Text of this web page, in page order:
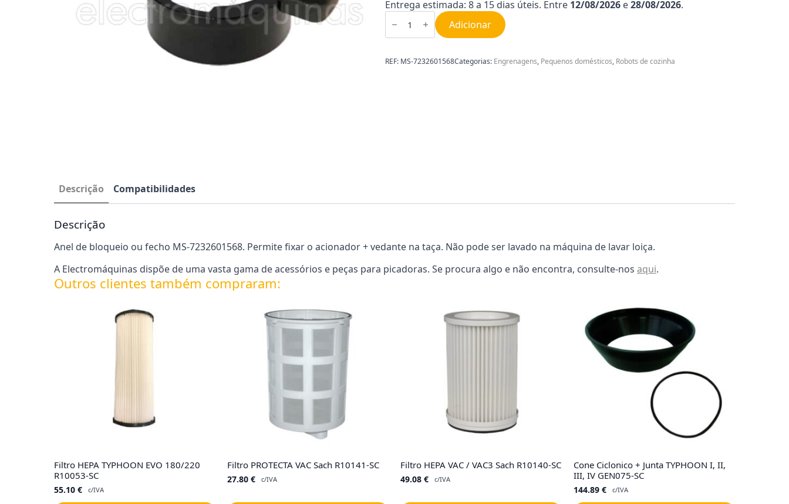
Entrega estimada: 8 a 15 dias úteis. Entre 12/08/2026 e28/08/2026.
Quantidade
de
de
MS-
7232601568
Adicionar
REF: MS-7232601568Categorias: Engrenagens, Pequenos domésticos, Robots de cozinha
Descrição Compatibilidades
Descrição
Anel de bloqueio ou fecho MS-7232601568. Permite fixar o acionador + vedante na taça. Não pode ser lavado na máquina de lavar loiça.
A Electromáquinas dispõe de uma vasta gama de acessórios e peças para picadoras. Se procura algo e não encontra, consulte-nos aqui.
Outros clientes também compraram:
Filtro HEPA TYPHOON EVO 180/220
R10053-SC
55.10 € c/IVA
Filtro PROTECTA VAC Sach R10141-SC
27.80 € c/IVA
Filtro HEPA VAC / VAC3 Sach R10140-SC
49.08 € c/IVA
Cone Ciclonico + Junta TYPHOON I, II,
III, IV GEN075-SC
144.89 € c/IVA